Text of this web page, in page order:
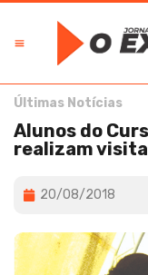
Últimas Notícias
Alunos do
realizam
20/08/2018